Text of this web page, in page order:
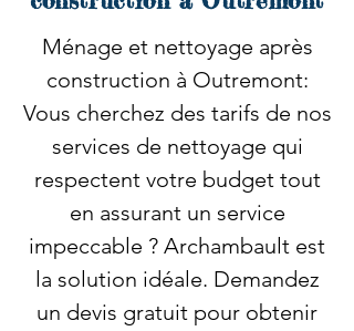
Ménage et nettoyage après
construction à Outremont:
Vous cherchez des tarifs de nos
services de nettoyage qui
respectent votre budget tout
en assurant un service
impeccable ? Archambault est
la solution idéale. Demandez
un devis gratuit pour obtenir